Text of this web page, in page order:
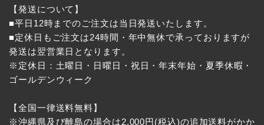
【発送について】
■平日12時までのご注文は当日発送いたします。
■定休日もご注文は24時間・年中無休で承っておりますが
発送は翌営業日となります。
※定休日：土曜日・日曜日・祝日・年末年始・夏季休暇・
ゴールデンウィーク
【全国一律送料無料】
※沖縄県及び離島の場合は2,000円(税込)の追加送料がかか